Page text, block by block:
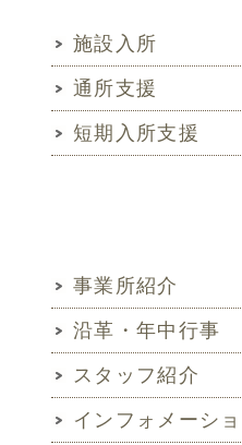
施設入所
通所支援
短期入所支援
事業所紹介
沿革・年中行事
スタッフ紹介
インフォメーシ